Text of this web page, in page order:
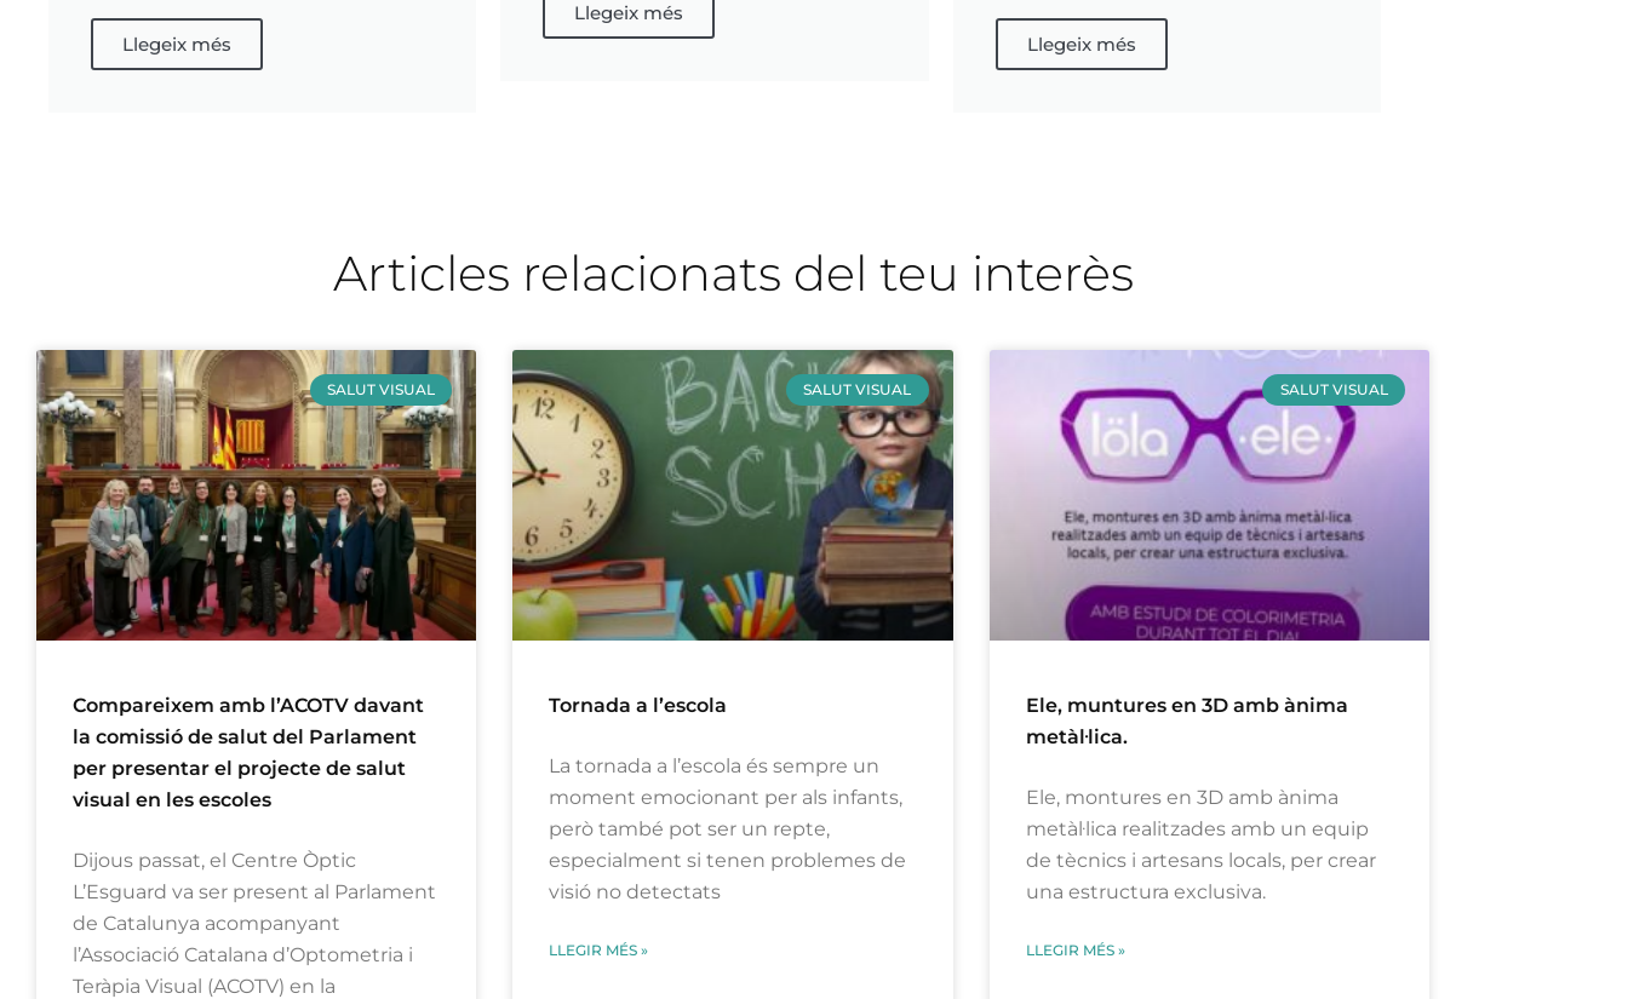
Llegeix més
Llegeix més
Llegeix més
Articles relacionats del teu interès
SALUT VISUAL
Compareixem amb l’ACOTV davant
la comissió de salut del Parlament
per presentar el projecte de salut
visual en les escoles
Dijous passat, el Centre Òptic
L’Esguard va ser present al Parlament
de Catalunya acompanyant
l’Associació Catalana d’Optometria i
Teràpia Visual (ACOTV) en la
SALUT VISUAL
Tornada a l’escola
La tornada a l’escola és sempre un
moment emocionant per als infants,
però també pot ser un repte,
especialment si tenen problemes de
visió no detectats
LLEGIR MÉS »
SALUT VISUAL
Ele, muntures en 3D amb ànima
metàl·lica.
Ele, montures en 3D amb ànima
metàl·lica realitzades amb un equip
de tècnics i artesans locals, per crear
una estructura exclusiva.
LLEGIR MÉS »